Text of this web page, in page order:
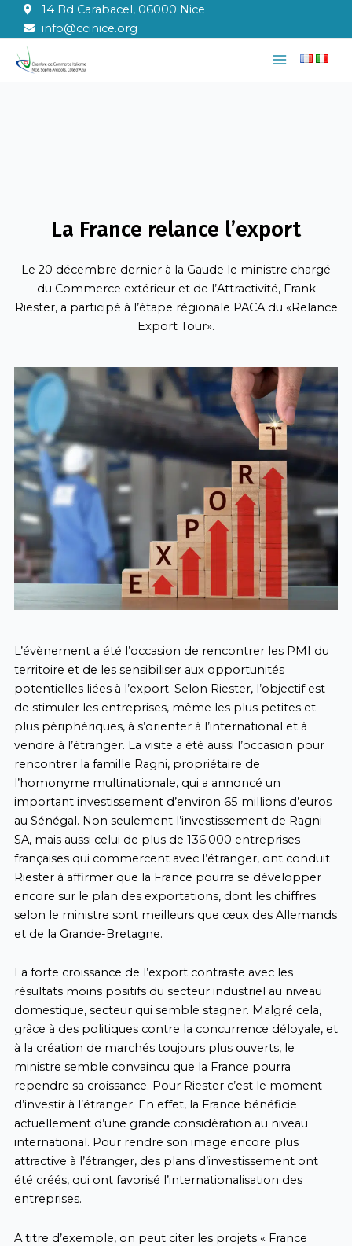
contenu
14 Bd Carabacel, 06000 Nice
info@ccinice.org
Main
La France relance l’export
Le 20 décembre dernier à la Gaude le ministre chargé
du Commerce extérieur et de l’Attractivité, Frank
Riester, a participé à l’étape régionale PACA du «Relance
Export Tour».
L’évènement a été l’occasion de rencontrer les PMI du
territoire et de les sensibiliser aux opportunités
potentielles liées à l’export. Selon Riester, l’objectif est
de stimuler les entreprises, même les plus petites et
plus périphériques, à s’orienter à l’international et à
vendre à l’étranger. La visite a été aussi l’occasion pour
rencontrer la famille Ragni, propriétaire de
l’homonyme multinationale, qui a annoncé un
important investissement d’environ 65 millions d’euros
au Sénégal. Non seulement l’investissement de Ragni
SA, mais aussi celui de plus de 136.000 entreprises
françaises qui commercent avec l’étranger, ont conduit
Riester à affirmer que la France pourra se développer
encore sur le plan des exportations, dont les chiffres
selon le ministre sont meilleurs que ceux des Allemands
et de la Grande-Bretagne.
La forte croissance de l’export contraste avec les
résultats moins positifs du secteur industriel au niveau
domestique, secteur qui semble stagner. Malgré cela,
grâce à des politiques contre la concurrence déloyale, et
à la création de marchés toujours plus ouverts, le
ministre semble convaincu que la France pourra
rependre sa croissance. Pour Riester c’est le moment
d’investir à l’étranger. En effet, la France bénéficie
actuellement d’une grande considération au niveau
international. Pour rendre son image encore plus
attractive à l’étranger, des plans d’investissement ont
été créés, qui ont favorisé l’internationalisation des
entreprises.
A titre d’exemple, on peut citer les projets « France